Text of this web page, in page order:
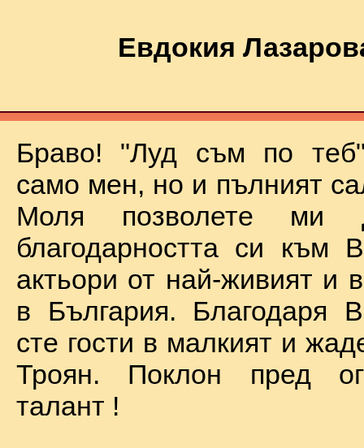
Евдокия
Браво! "Луд съм по
само мен, но и пълният
Моля позволете ми
благодарността си към
актьори от най-живият и
в България. Благодаря
сте гости в малкият и
Троян. Поклон пред
талант !